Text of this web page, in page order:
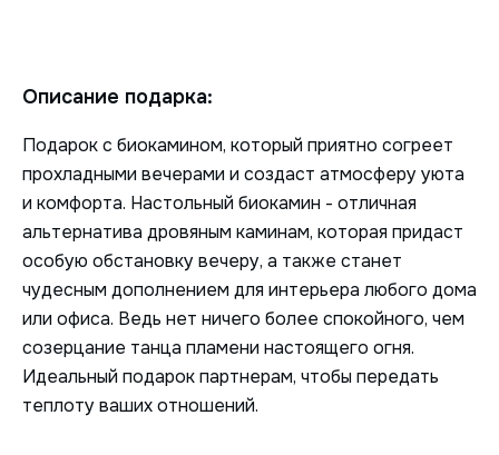
Описание подарка:
Подарок с биокамином, который приятно согреет
прохладными вечерами и создаст атмосферу уюта
и комфорта. Настольный биокамин - отличная
альтернатива дровяным каминам, которая придаст
особую обстановку вечеру, а также станет
чудесным дополнением для интерьера любого дома
или офиса. Ведь нет ничего более спокойного, чем
созерцание танца пламени настоящего огня.
Идеальный подарок партнерам, чтобы передать
теплоту ваших отношений.